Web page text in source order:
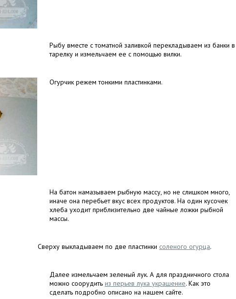
Рыбу вместе с томатной заливкой перекладываем из банки в
тарелку и измельчаем ее с помощью вилки.
Огурчик режем тонкими пластинками.
На батон намазываем рыбную массу, но не слишком много,
иначе она перебьет вкус всех продуктов. На один кусочек
хлеба уходит приблизительно две чайные ложки рыбной
массы.
Сверху выкладываем по две пластинки соленого огурца.
Далее измельчаем зеленый лук. А для праздничного стола
можно соорудить из перьев лука украшение. Как это
сделать подробно описано на нашем сайте.